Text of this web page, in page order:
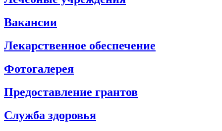
Вакансии
Лекарственное обеспечение
Фотогалерея
Предоставление грантов
Служба здоровья